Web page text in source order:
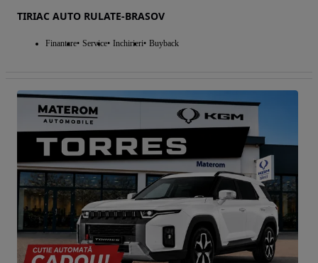
TIRIAC AUTO RULATE-BRASOV
Finantare Service Inchirieri Buyback